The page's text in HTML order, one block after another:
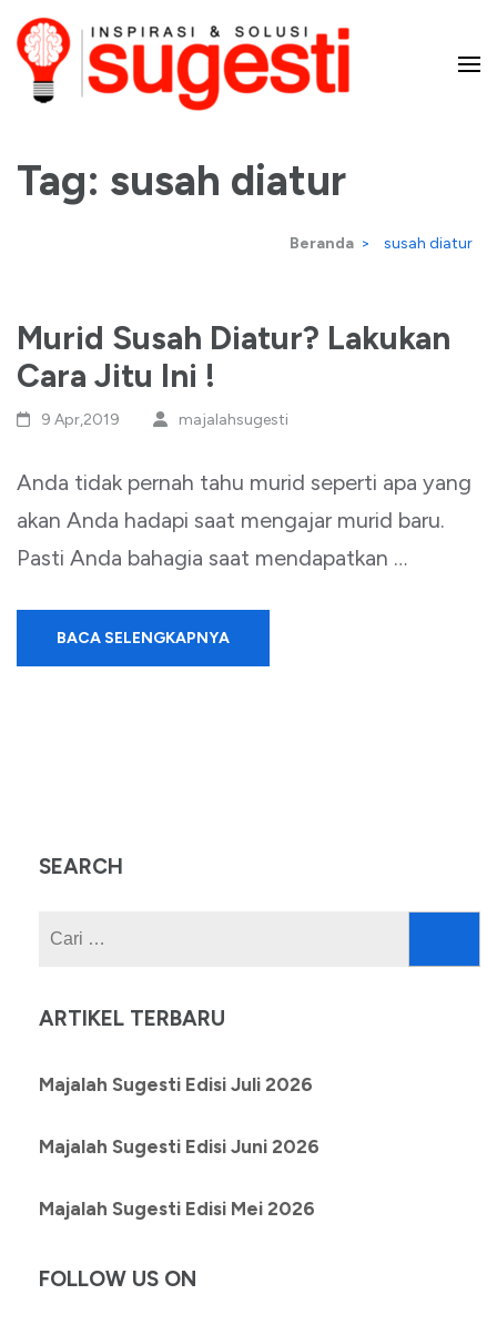
Lompat
ke
konten
Enter)
dan Solusi
Tag: susah diatur
Beranda > susah diatur
Murid Susah Diatur? Lakukan
Cara Jitu Ini !
9 Apr,2019 majalahsugesti
Anda tidak pernah tahu murid seperti apa yang
akan Anda hadapi saat mengajar murid baru.
Pasti Anda bahagia saat mendapatkan …
BACA SELENGKAPNYA
SEARCH
ARTIKEL TERBARU
Majalah Sugesti Edisi Juli 2026
Majalah Sugesti Edisi Juni 2026
Majalah Sugesti Edisi Mei 2026
FOLLOW US ON